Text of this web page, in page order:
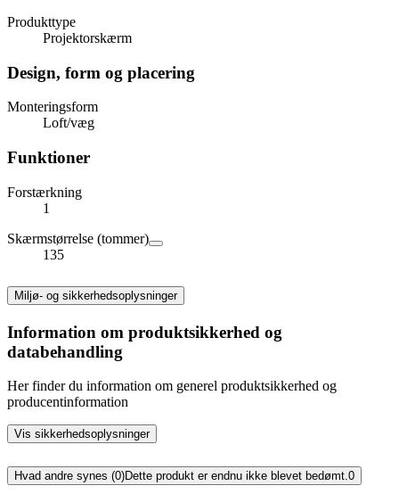
Produkttype
Projektorskærm
Design, form og placering
Monteringsform
Loft/væg
Funktioner
Forstærkning
1
Skærmstørrelse (tommer)
135
Miljø- og sikkerhedsoplysninger
Information om produktsikkerhed og
databehandling
Her finder du information om generel produktsikkerhed og
producentinformation
Vis sikkerhedsoplysninger
Hvad andre synes (0)Dette produkt er endnu ikke blevet bedømt.0